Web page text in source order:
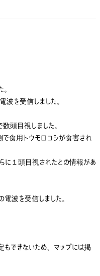
。
を受信しました。
頭目視しました。
食用トウモロコシが食害され
１頭目視されたとの情報があ
波を受信しました。
できないため、マップには掲